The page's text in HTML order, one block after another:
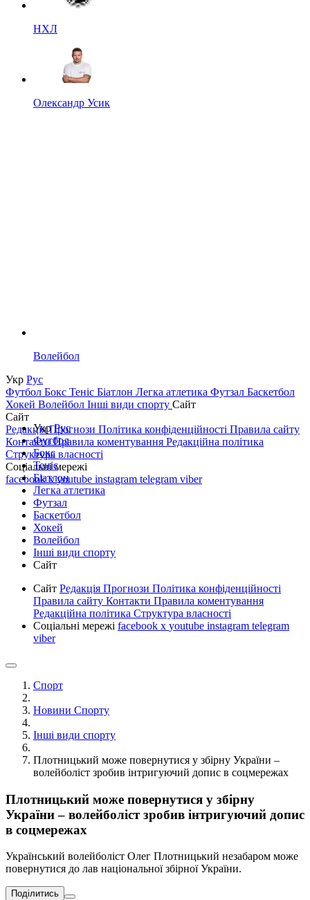
НХЛ
Олександр Усик
Волейбол
Укр Рус
Футбол Бокс Теніс Біатлон Легка атлетика Футзал Баскетбол
Хокей Волейбол Інші види спорту Сайт
Сайт
РедакціяПрогнози Політика конфіденційності Правила сайту
КонтактиПравила коментування Редакційна політика
Структура власності
Соціальні мережі
facebookxyoutube instagram telegram viber
УкрРус
Футбол
Бокс
Теніс
Біатлон
Легка атлетика
Футзал
Баскетбол
Хокей
Волейбол
Інші види спорту
Сайт
Сайт Редакція Прогнози Політика конфіденційності
Правила сайту Контакти Правила коментування
Редакційна політика Структура власності
Соціальні мережі facebook x youtube instagram telegram
viber
Спорт
Новини Спорту
Інші види спорту
Плотницький може повернутися у збірну України –
волейболіст зробив інтригуючий допис в соцмережах
Плотницький може повернутися у збірну
України – волейболіст зробив інтригуючий допис
в соцмережах
Український волейболіст Олег Плотницький незабаром може
повернутися до лав національної збірної України.
Поділитись